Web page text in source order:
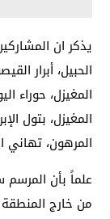
يذكر ان
الحبيل، أبرار
المغيزل، حوراء
المغيزل، بتول
المرهون، تهاني
علماً بأن
من خارج